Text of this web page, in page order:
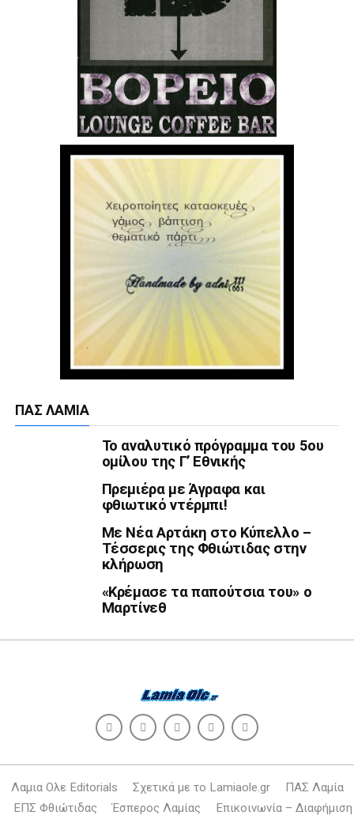
ΠΑΣ ΛΑΜΊΑ
Το αναλυτικό πρόγραμμα του 5ου
ομίλου της Γ’ Εθνικής
Πρεμιέρα με Άγραφα και
φθιωτικό ντέρμπι!
Με Νέα Αρτάκη στο Κύπελλο –
Τέσσερις της Φθιώτιδας στην
κλήρωση
«Κρέμασε τα παπούτσια του» ο
Μαρτίνεθ
Λαμια Ολε Editorials Σχετικά με το Lamiaole.gr
ΠΑΣ Λαμία
ΕΠΣ Φθιώτιδας
Έσπερος Λαμίας Επικοινωνία – Διαφήμιση